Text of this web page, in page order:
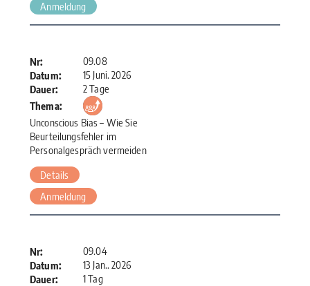
Anmeldung
Nr: 09.08
Thema:
Unconscious Bias – Wie Sie
Beurteilungsfehler im
Personalgespräch vermeiden
Details
Anmeldung
Datum:
15 Juni. 2026
Dauer:
2 Tage
Nr: 09.04
Datum:
13 Jan.. 2026
Dauer:
1 Tag